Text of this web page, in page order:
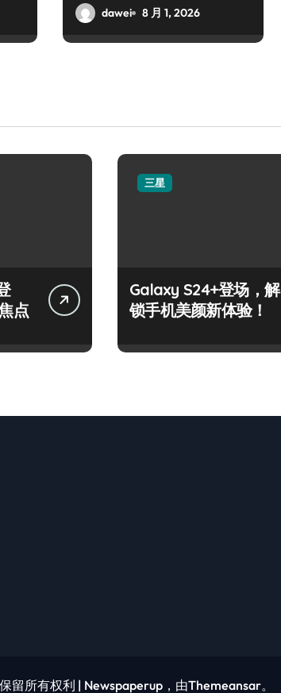
dawei 8 月 1, 2026
点
三星
Galaxy S24+登场，解
锁手机美颜新体验！
留所有权利 | Newspaperup ，由Themeansar。